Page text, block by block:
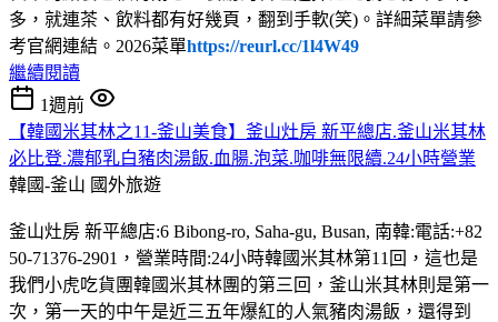
多，就連茶、飲料都有好幾頁，翻到手軟(笑)。詳細菜單請參
考官網連結。2026菜單https://reurl.cc/1l4W49
繼續閱讀
1週前
【韓國米其林之11-釜山美食】釜山灶房 新平總店.釜山米其林
必比登.濃郁乳白豬肉湯飯.血腸.泡菜.咖啡無限續.24小時營業
韓國-釜山 國外旅遊
釜山灶房 新平總店:6 Bibong-ro, Saha-gu, Busan, 南韓:電話:+82
50-71376-2901，營業時間:24小時韓國米其林第11回，這也是
我們小虎吃貨團韓國米其林團的第三回，釜山米其林則是第一
次，第一天的中午是近三五年爆紅的人氣豬肉湯飯，還得到